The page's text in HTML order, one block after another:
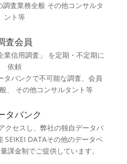
査業務全般 その他コンサルタ
ント等
査会員
業信用調査」 を定期・不定期に
依頼
タバンクで不可能な調査、会員
、 その他コンサルタント等
タバンク
クセスし、弊社の独自データバ
SEIKEI DATAその他のデータベ
課金制でご提供しています。